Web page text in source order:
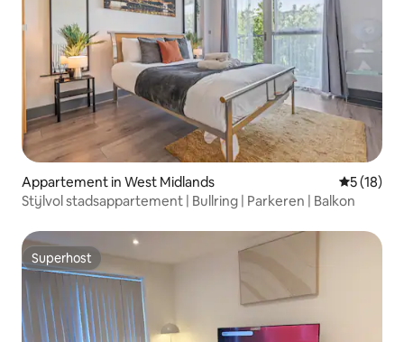
Appartement in West Midlands
5 (18)
Stijlvol stadsappartement | Bullring | Parkeren | Balkon
Superhost
Superhost